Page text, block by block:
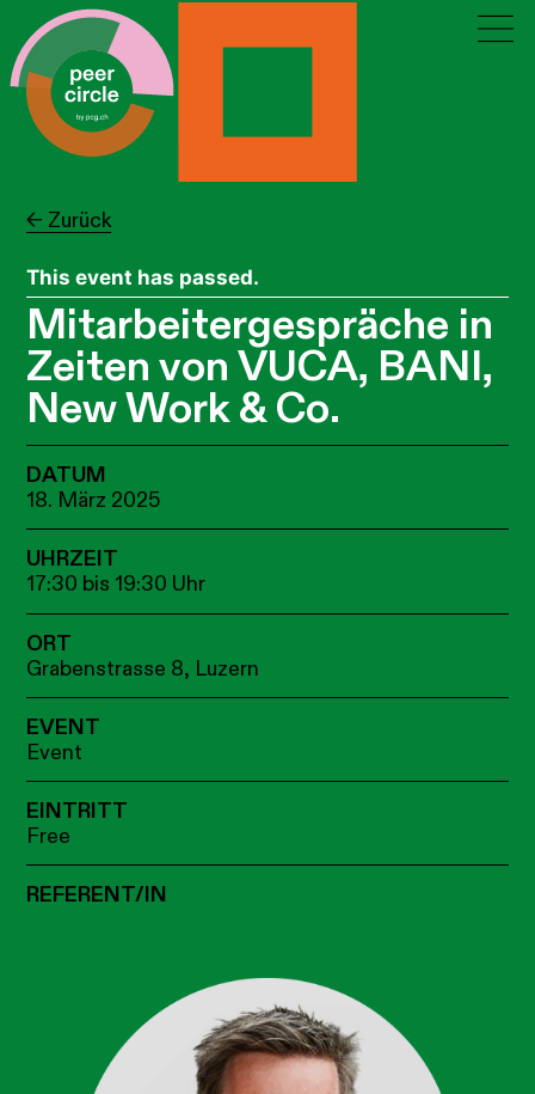
← Zurück
This event has passed.
Mitarbeitergespräche in
Zeiten von VUCA, BANI,
New Work & Co.
DATUM
18. März 2025
UHRZEIT
17:30 bis 19:30 Uhr
ORT
Grabenstrasse 8, Luzern
EVENT
Event
EINTRITT
Free
REFERENT/IN